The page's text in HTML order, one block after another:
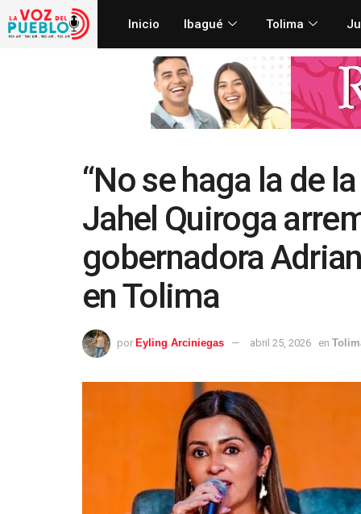
Inicio Ibagué Tolima
“No se haga la de
Jahel Quiroga
gobernadora
en Tolima
por Eyling Arciniegas abril 25, 2026 en